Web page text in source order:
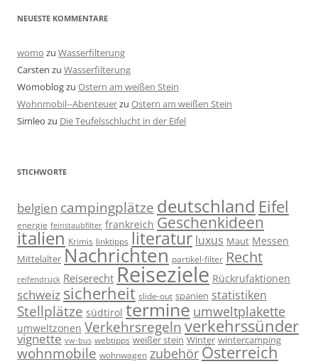
NEUESTE KOMMENTARE
womo zu Wasserfilterung
Carsten zu Wasserfilterung
Womoblogzu Ostern am weißen Stein
Wohnmobil--Abenteuerzu Ostern am weißen Stein
Simleo zu Die Teufelsschlucht in der Eifel
STICHWORTE
belgien campingplätze deutschland Eifel
energie feinstaubfilter frankreich Geschenkideen
italien Krimis linktipps literatur luxus Maut Messen
Mittelalter Nachrichten partikel-filter Recht
reifendruck Reiserecht Reiseziele Rückrufaktionen
schweiz sicherheit slide-out spanien statistiken
Stellplätze südtirol termine umweltplakette
umweltzonen Verkehrsregeln verkehrssünder
vignette vw-bus webtipps weißer stein Winter wintercamping
wohnmobile wohnwagen zubehör Österreich